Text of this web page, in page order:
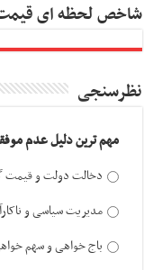
شاخص لحظه ای
نظرسنجی
مهم ترین دلیل عدم
دخالت دولت و قیمت
مدیریت سیاسی و
باج خواهی و سهم